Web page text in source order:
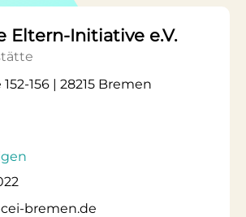
Eltern-Initiative e.V.
156 | 28215 Bremen
bremen.de